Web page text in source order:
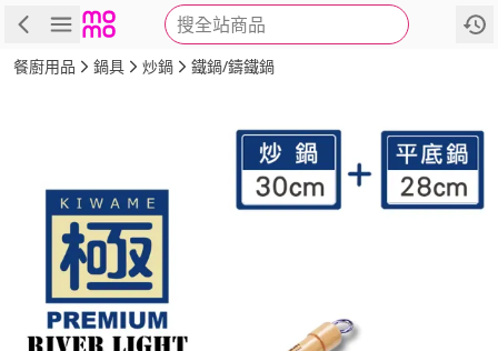
搜全站商品
商品 評價 詳情
餐廚用品 鍋具 炒鍋 鐵鍋/鑄鐵鍋